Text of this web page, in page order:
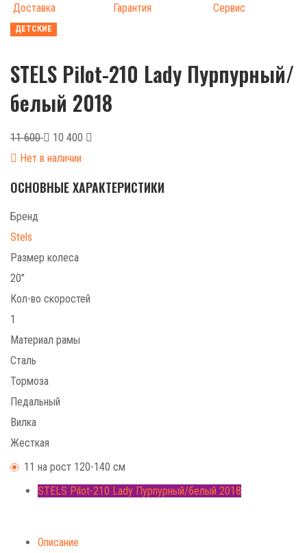
Доставка Гарантия Сервис
ДЕТСКИЕ
STELS Pilot-210 Lady Пурпурный/
белый 2018
11 600
10 400
Нет в наличии
ОСНОВНЫЕ ХАРАКТЕРИСТИКИ
Бренд
Stels
Размер колеса
20"
Кол-во скоростей
1
Материал рамы
Сталь
Тормоза
Педальный
Вилка
Жесткая
11 на рост 120-140 см
STELS Pilot-210 Lady Пурпурный/белый 2018
Описание